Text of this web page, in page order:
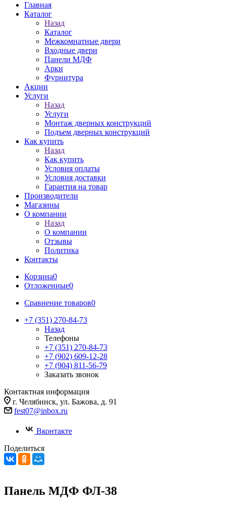
Главная
Каталог
Назад
Каталог
Межкомнатные двери
Входные двери
Панели МДФ
Арки
Фурнитура
Акции
Услуги
Назад
Услуги
Монтаж дверных конструкций
Подъем дверных конструкций
Как купить
Назад
Как купить
Условия оплаты
Условия доставки
Гарантия на товар
Производители
Магазины
О компании
Назад
О компании
Отзывы
Политика
Контакты
Корзина0
Отложенные0
Сравнение товаров0
+7 (351) 270-84-73
Назад
Телефоны
+7 (351) 270-84-73
+7 (902) 609-12-28
+7 (904) 811-56-79
Заказать звонок
Контактная информация
г. Челябинск, ул. Бажова, д. 91
fest07@inbox.ru
Вконтакте
Поделиться
Панель МДФ ФЛ-38